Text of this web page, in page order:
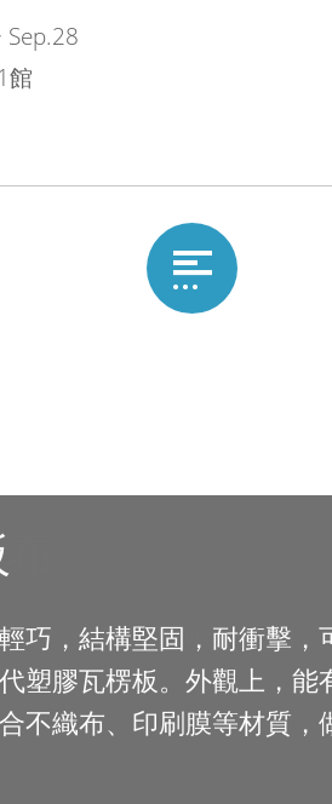
Sep.28
館
做為緩衝保護包裝材料與
巧，結構堅固，耐衝擊，
塑膠瓦楞板。外觀上，能
不織布、印刷膜等材質，
包裝與薄紙
裝置)適合生產軟性包裝
厚紙淋膜應用
機型可生產不同的產品，
袋、BOPP編織袋、洋蔥袋
布、網子與鋁箔複合材料